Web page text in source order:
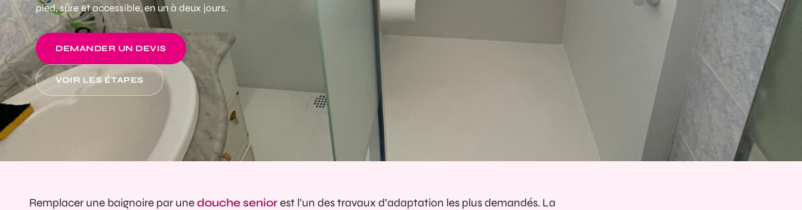
pied, sûre et accessible, en un à deux jours.
DEMANDER UN DEVIS
VOIR LES ÉTAPES
Remplacer une baignoire par unedouche seniorest l’un des travaux d’adaptation les plus demandés. La